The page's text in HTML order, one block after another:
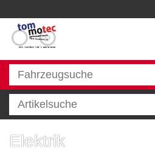
Elektrik